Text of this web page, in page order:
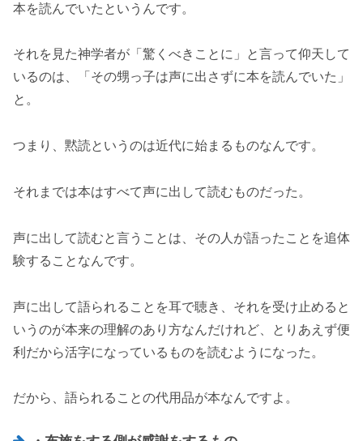
本を読んでいたというんです。
それを見た神学者が「驚くべきことに」と言って仰天して
いるのは、「その甥っ子は声に出さずに本を読んでいた」
と。
つまり、黙読というのは近代に始まるものなんです。
それまでは本はすべて声に出して読むものだった。
声に出して読むと言うことは、その人が語ったことを追体
験することなんです。
声に出して語られることを耳で聴き、それを受け止めると
いうのが本来の理解のあり方なんだけれど、とりあえず便
利だから活字になっているものを読むようになった。
だから、語られることの代用品が本なんですよ。